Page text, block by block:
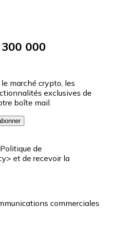
000
marché crypto, les
exclusives de
boîte mail.
de
et de recevoir la
commerciales